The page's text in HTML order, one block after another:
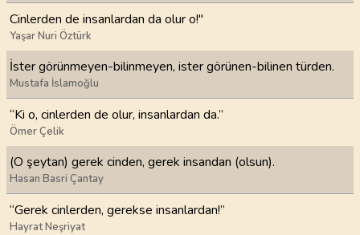
Cinlerden de insanlardan da olur o!"
Yaşar Nuri Öztürk
İster görünmeyen-bilinmeyen, ister görünen-bilinen türden.
Mustafa İslamoğlu
“Ki o, cinlerden de olur, insanlardan da.”
Ömer Çelik
(O şeytan) gerek cinden, gerek insandan (olsun).
Hasan Basri Çantay
“Gerek cinlerden, gerekse insanlardan!”
Hayrat Neşriyat